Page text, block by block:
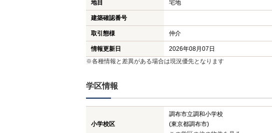
地目 宅地
建築確認番号
取引態様 仲介
情報更新日 2026年08月07日
※各種情報と差異がある場合は現況優先となります
学区情報
小学校区
調布市立調和小学校
(東京都調布市)